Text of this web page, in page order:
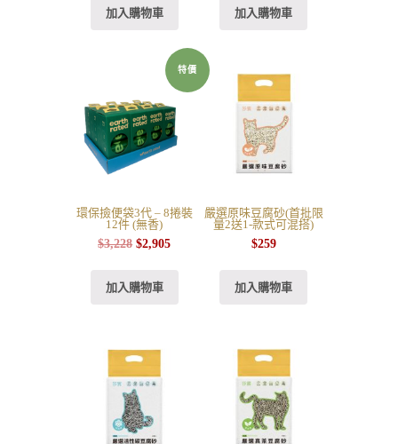
加入購物車 加入購物車
特價
環保撿便袋3代 – 8捲裝
12件 (無香)
$3,228 $2,905
加入購物車
嚴選原味豆腐砂(首批限
量2送1-款式可混搭)
$259
加入購物車